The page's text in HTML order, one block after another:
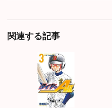
関連する記事